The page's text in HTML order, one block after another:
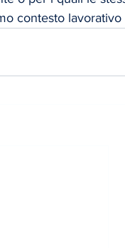
contesto